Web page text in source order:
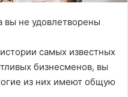
самых известных
бизнесменов, вы
из них имеют общую